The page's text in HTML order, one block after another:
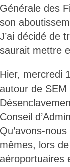
Générale des
son
J’ai décidé de
saurait mettre
Hier, mercredi
autour de
Conseil
Qu’avons-
mêmes, lors
aéroportuaires